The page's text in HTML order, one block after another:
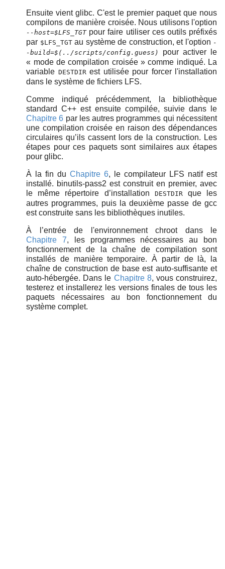
Ensuite vient glibc. C'est le premier paquet que nous
compilons de manière croisée. Nous utilisons l'option
--host=$LFS_TGTpour faire utiliser ces outils préfixés
par $LFS_TGTau système de construction, et l'option -
-build=$(../scripts/config.guess)
pour activer le
« mode de compilation croisée»comme indiqué. La
variable DESTDIRest utilisée pour forcer l'installation
dans le système de fichiers LFS.
Comme indiqué précédemment, la bibliothèque
standard C++ est ensuite compilée, suivie dans le
Chapitre 6 par les autres programmes qui nécessitent
une compilation croisée en raison des dépendances
circulaires qu’ils cassent lors de la construction. Les
étapes pour ces paquets sont similaires aux étapes
pour glibc.
À la fin duChapitre 6, le compilateur LFS natif est
installé. binutils-pass2 est construit en premier, avec
le même répertoire d’installation DESTDIRque les
autres programmes, puis la deuxième passe de gcc
est construite sans les bibliothèques inutiles.
À l’entrée de l'environnement chroot dans le
Chapitre 7, les programmes nécessaires au bon
fonctionnement de la chaîne de compilation sont
installés de manière temporaire. À partir de là, la
chaîne de construction de base est auto-suffisante et
auto-hébergée. Dans le Chapitre 8, vous construirez,
testerez et installerez les versions finales de tous les
paquets nécessaires au bon fonctionnement du
système complet.